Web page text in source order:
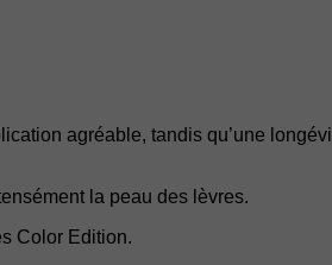
agréable, tandis qu’une
la peau des lèvres.
Color Edition.